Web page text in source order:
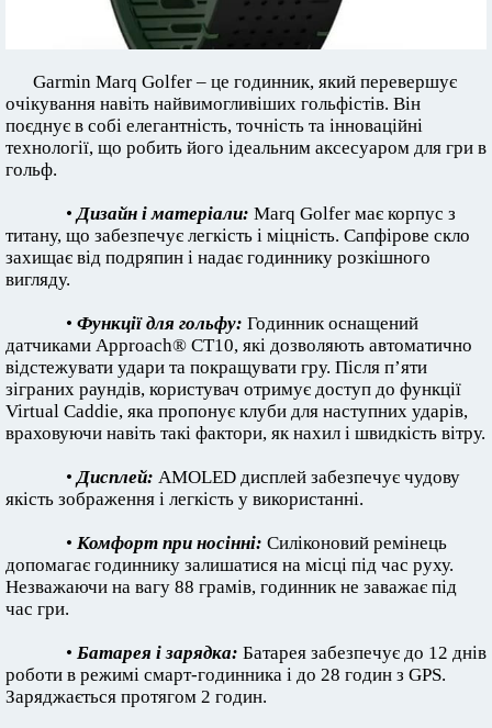
Garmin Marq Golfer – це годинник, який перевершує
очікування навіть найвимогливіших гольфістів. Він
поєднує в собі елегантність, точність та інноваційні
технології, що робить його ідеальним аксесуаром для гри в
гольф.
• Дизайн і матеріали: Marq Golfer має корпус з
титану, що забезпечує легкість і міцність. Сапфірове скло
захищає від подряпин і надає годиннику розкішного
вигляду.
• Функції для гольфу: Годинник оснащений
датчиками Approach® CT10, які дозволяють автоматично
відстежувати удари та покращувати гру. Після п’яти
зіграних раундів, користувач отримує доступ до функції
Virtual Caddie, яка пропонує клуби для наступних ударів,
враховуючи навіть такі фактори, як нахил і швидкість вітру.
• Дисплей: AMOLED дисплей забезпечує чудову
якість зображення і легкість у використанні.
• Комфорт при носінні: Силіконовий ремінець
допомагає годиннику залишатися на місці під час руху.
Незважаючи на вагу 88 грамів, годинник не заважає під
час гри.
• Батарея і зарядка: Батарея забезпечує до 12 днів
роботи в режимі смарт-годинника і до 28 годин з GPS.
Заряджається протягом 2 годин.